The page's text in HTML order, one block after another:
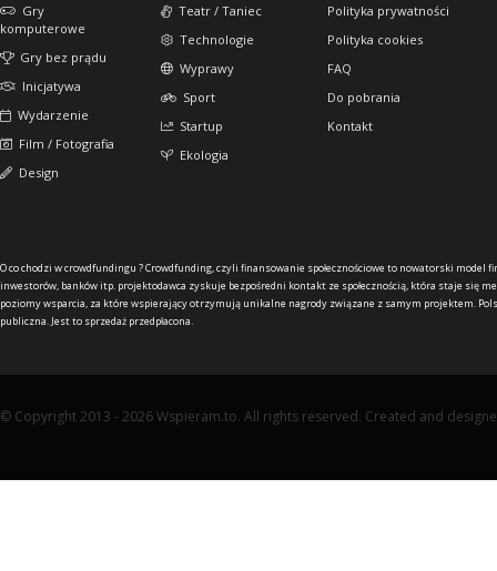
Gry
komputerowe
Gry bez prądu
Inicjatywa
Wydarzenie
Film / Fotografia
Design
Teatr / Taniec
Technologie
Wyprawy
Sport
Startup
Ekologia
Polityka prywatności
Polityka cookies
FAQ
Do pobrania
Kontakt
O co chodzi w crowdfundingu ?Crowdfunding, czyli finansowanie społecznościowe to nowatorski model
inwestorów, banków itp. projektodawca zyskuje bezpośredni kontakt ze społecznością, która staje się
poziomy wsparcia, za które wspierający otrzymują unikalne nagrody związane z samym projektem.
publiczna. Jest to sprzedaż przedpłacona.
© Copyright 2013 - 2026 Wspieram.to. All rights reserved. Created and